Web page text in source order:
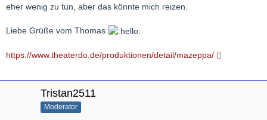
eher wenig zu tun, aber das könnte mich reizen.
Liebe Grüße vom Thomas
https://www.theaterdo.de/produktionen/detail/mazeppa/
Tristan2511
Moderator